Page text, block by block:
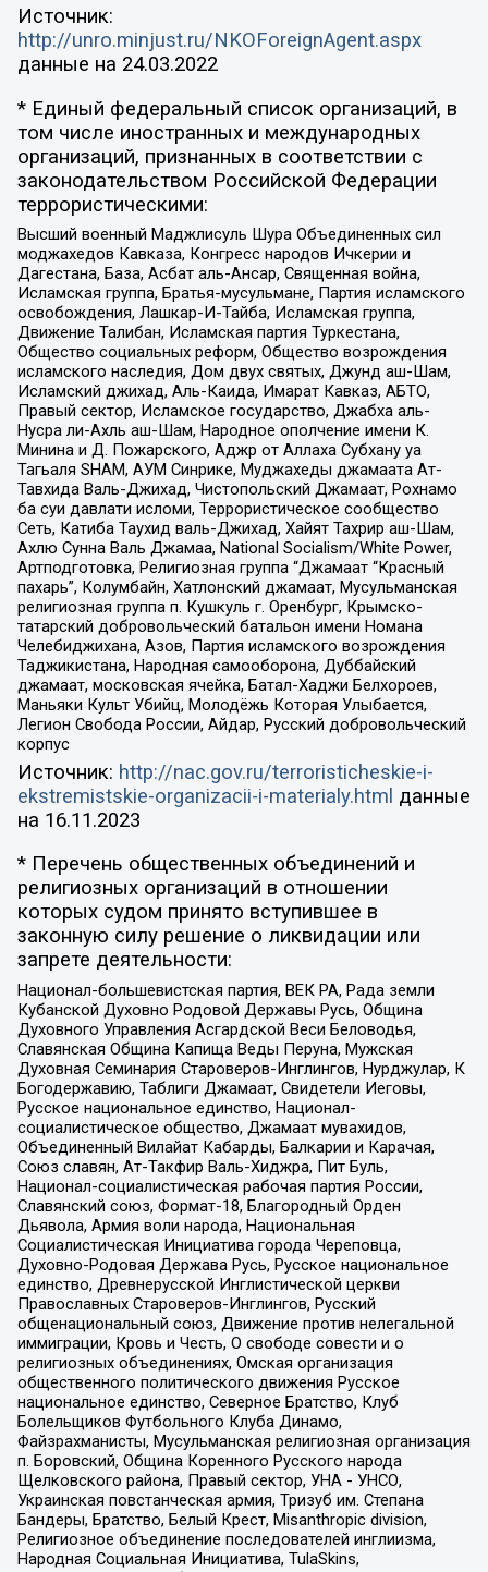
Источник:
http://unro.minjust.ru/NKOForeignAgent.aspx
данные на 24.03.2022
* Единый федеральный список организаций, в
том числе иностранных и международных
организаций, признанных в соответствии с
законодательством Российской Федерации
террористическими:
Высший военный Маджлисуль Шура Объединенных сил
моджахедов Кавказа, Конгресс народов Ичкерии и
Дагестана, База, Асбат аль-Ансар, Священная война,
Исламская группа, Братья-мусульмане, Партия исламского
освобождения, Лашкар-И-Тайба, Исламская группа,
Движение Талибан, Исламская партия Туркестана,
Общество социальных реформ, Общество возрождения
исламского наследия, Дом двух святых, Джунд аш-Шам,
Исламский джихад, Аль-Каида, Имарат Кавказ, АБТО,
Правый сектор, Исламское государство, Джабха аль-
Нусра ли-Ахль аш-Шам, Народное ополчение имени К.
Минина и Д. Пожарского, Аджр от Аллаха Субхану уа
Тагьаля SHAM, АУМ Синрике, Муджахеды джамаата Ат-
Тавхида Валь-Джихад, Чистопольский Джамаат, Рохнамо
ба суи давлати исломи, Террористическое сообщество
Сеть, Катиба Таухид валь-Джихад, Хайят Тахрир аш-Шам,
Ахлю Сунна Валь Джамаа, National Socialism/White Power,
Артподготовка, Религиозная группа “Джамаат “Красный
пахарь”, Колумбайн, Хатлонский джамаат, Мусульманская
религиозная группа п. Кушкуль г. Оренбург, Крымско-
татарский добровольческий батальон имени Номана
Челебиджихана, Азов, Партия исламского возрождения
Таджикистана, Народная самооборона, Дуббайский
джамаат, московская ячейка, Батал-Хаджи Белхороев,
Маньяки Культ Убийц, Молодёжь Которая Улыбается,
Легион Свобода России, Айдар, Русский добровольческий
корпус
Источник: http://nac.gov.ru/terroristicheskie-i-
ekstremistskie-organizacii-i-materialy.html данные
на 16.11.2023
* Перечень общественных объединений и
религиозных организаций в отношении
которых судом принято вступившее в
законную силу решение о ликвидации или
запрете деятельности:
Национал-большевистская партия, ВЕК РА, Рада земли
Кубанской Духовно Родовой Державы Русь, Община
Духовного Управления Асгардской Веси Беловодья,
Славянская Община Капища Веды Перуна, Мужская
Духовная Семинария Староверов-Инглингов, Нурджулар, К
Богодержавию, Таблиги Джамаат, Свидетели Иеговы,
Русское национальное единство, Национал-
социалистическое общество, Джамаат мувахидов,
Объединенный Вилайат Кабарды, Балкарии и Карачая,
Союз славян, Ат-Такфир Валь-Хиджра, Пит Буль,
Национал-социалистическая рабочая партия России,
Славянский союз, Формат-18, Благородный Орден
Дьявола, Армия воли народа, Национальная
Социалистическая Инициатива города Череповца,
Духовно-Родовая Держава Русь, Русское национальное
единство, Древнерусской Инглистической церкви
Православных Староверов-Инглингов, Русский
общенациональный союз, Движение против нелегальной
иммиграции, Кровь и Честь, О свободе совести и о
религиозных объединениях, Омская организация
общественного политического движения Русское
национальное единство, Северное Братство, Клуб
Болельщиков Футбольного Клуба Динамо,
Файзрахманисты, Мусульманская религиозная организация
п. Боровский, Община Коренного Русского народа
Щелковского района, Правый сектор, УНА - УНСО,
Украинская повстанческая армия, Тризуб им. Степана
Бандеры, Братство, Белый Крест, Misanthropic division,
Религиозное объединение последователей инглиизма,
Народная Социальная Инициатива, TulaSkins,